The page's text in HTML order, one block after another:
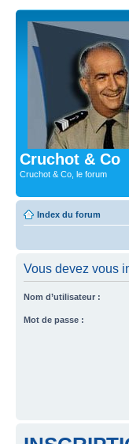
Cruchot & Co
Cruchot & Co, le forum
Index du forum
Vous devez vous
Nom d’utilisateur :
Mot de passe :